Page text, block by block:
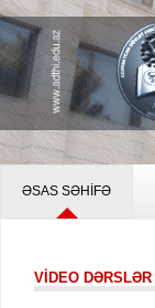
ƏSAS SƏHİFƏ
VİDEO DƏRSLƏR